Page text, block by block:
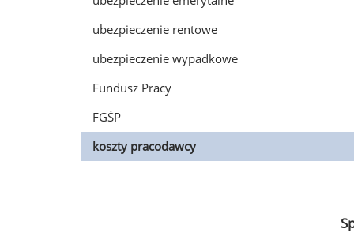
ubezpieczenie rentowe
ubezpieczenie wypadkowe
Fundusz Pracy
FGŚP
koszty pracodawcy